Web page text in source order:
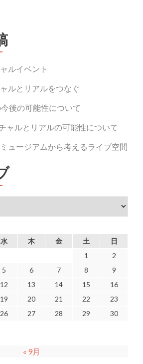
ルイベント
ルとリアルをつなぐ
後の可能性について
ルとリアルの可能性について
ュージアムから考えるライブ空間
水 木 金 土
日
1
2
5 6 7 8
9
12 13 14 15
16
19 20 21 22
23
26 27 28 29
30
« 9月